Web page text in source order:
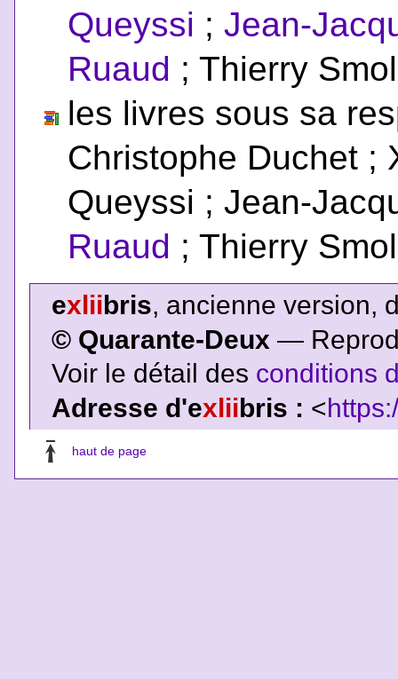
Queyssi ;Jean-
Ruaud ; Thierry
les livres sous sa
Christophe Duchet ;
Queyssi ; Jean-
Ruaud ; Thierry
exliibris, ancienne version,
© Quarante-Deux —
Voir le détail des conditions
Adresse d'exlii bris : <
haut de page